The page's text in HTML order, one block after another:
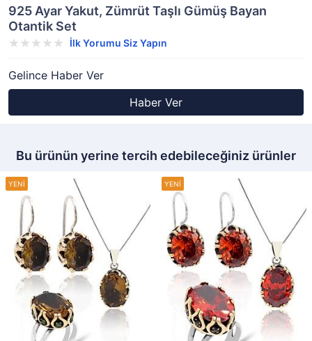
925 Ayar Yakut, Zümrüt Taşlı Gümüş Bayan
Otantik Set
İlk Yorumu Siz Yapın
Gelince Haber Ver
Haber Ver
Bu ürünün yerine tercih edebileceğiniz ürünler